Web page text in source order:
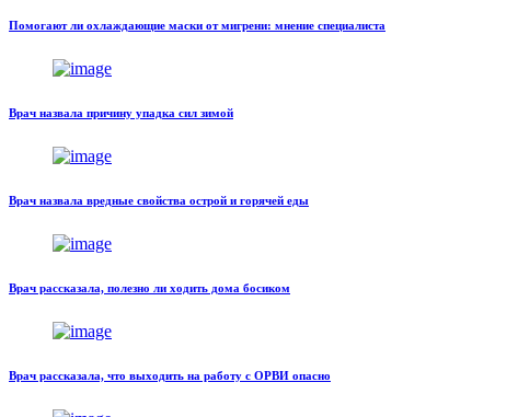
Помогают ли охлаждающие маски от мигрени: мнение специалиста
Врач назвала причину упадка сил зимой
Врач назвала вредные свойства острой и горячей еды
Врач рассказала, полезно ли ходить дома босиком
Врач рассказала, что выходить на работу с ОРВИ опасно